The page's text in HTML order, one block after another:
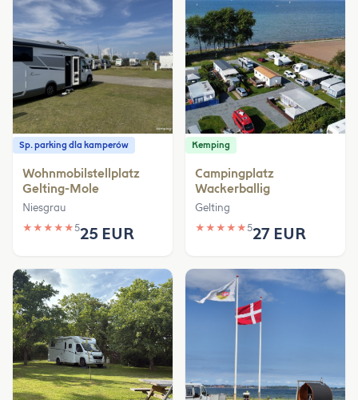
Sp. parking dla kamperów
Wohnmobilstellplatz
Gelting-Mole
Niesgrau
★ ★ ★ ★ ★525 EUR
Kemping
Campingplatz
Wackerballig
Gelting
★ ★ ★ ★ ★527 EUR